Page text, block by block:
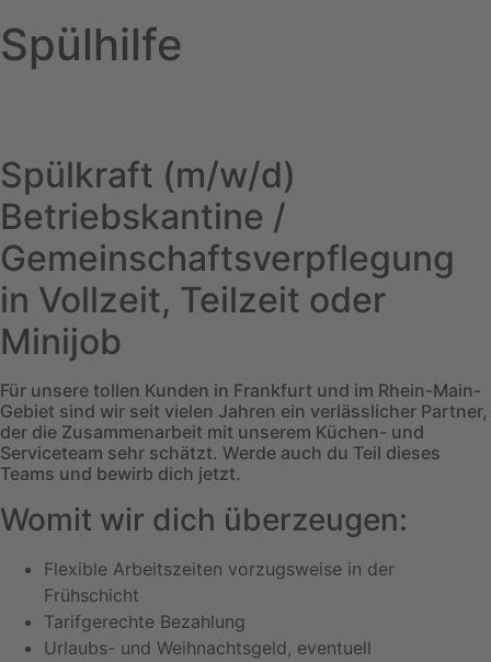
Spülhilfe
Spülkraft (m/w/d)
Betriebskantine /
Gemeinschaftsverpflegung
in Vollzeit, Teilzeit oder
Minijob
Für unsere tollen Kunden in Frankfurt und im Rhein-Main-
Gebiet sind wir seit vielen Jahren ein verlässlicher Partner,
der die Zusammenarbeit mit unserem Küchen- und
Serviceteam sehr schätzt. Werde auch du Teil dieses
Teams und bewirb dich jetzt.
Womit wir dich überzeugen:
Flexible Arbeitszeiten vorzugsweise in der
Frühschicht
Tarifgerechte Bezahlung
Urlaubs- und Weihnachtsgeld, eventuell